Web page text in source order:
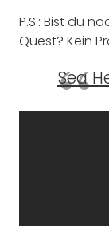
P.S.: Bist du
Quest? Kein
Sea